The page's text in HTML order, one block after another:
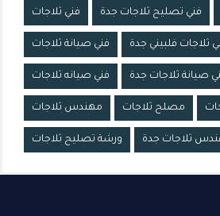
فني تصليح ثلاجات جدة فني ثلاجات
ثلاجات فلبيني جدة فني صيانة ثلاجات
صيانة ثلاجات جدة فني صيانه ثلاجات
مصلح ثلاجات مهندس ثلاجات
ثلاجات جدة ورشة تصليح ثلاجات